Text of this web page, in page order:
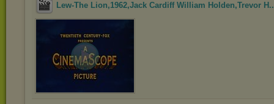
Lew-The Lion,1962,Jack Cardiff William Holden,Trevor